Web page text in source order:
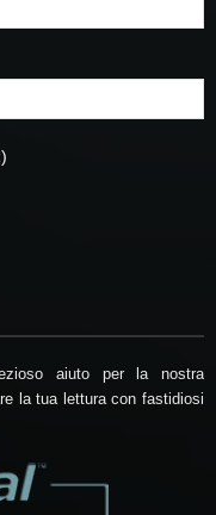
aiuto per la nostra
la tua lettura con fastidiosi